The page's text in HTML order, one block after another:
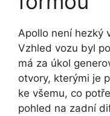
Apollo není hezký
Vzhled vozu byl
má za úkol
otvory, kterými je
ke všemu, co
pohled na zadní